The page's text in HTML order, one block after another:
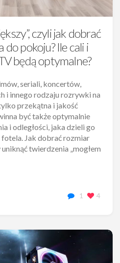
czyli jak dobrać
pokoju? Ile cali i
będą optymalne?
seriali, koncertów,
i innego rodzaju rozrywki na
przekątna i jakość
być także optymalnie
i odległości, jaka dzieli go
Jak dobrać rozmiar
twierdzenia „mogłem
1 4